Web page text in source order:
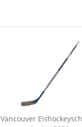
Vancouver